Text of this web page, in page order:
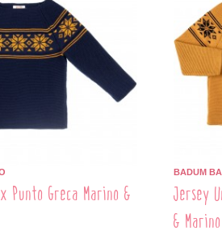
Punto Greca Marino &
BADUM
Jersey
& Marino